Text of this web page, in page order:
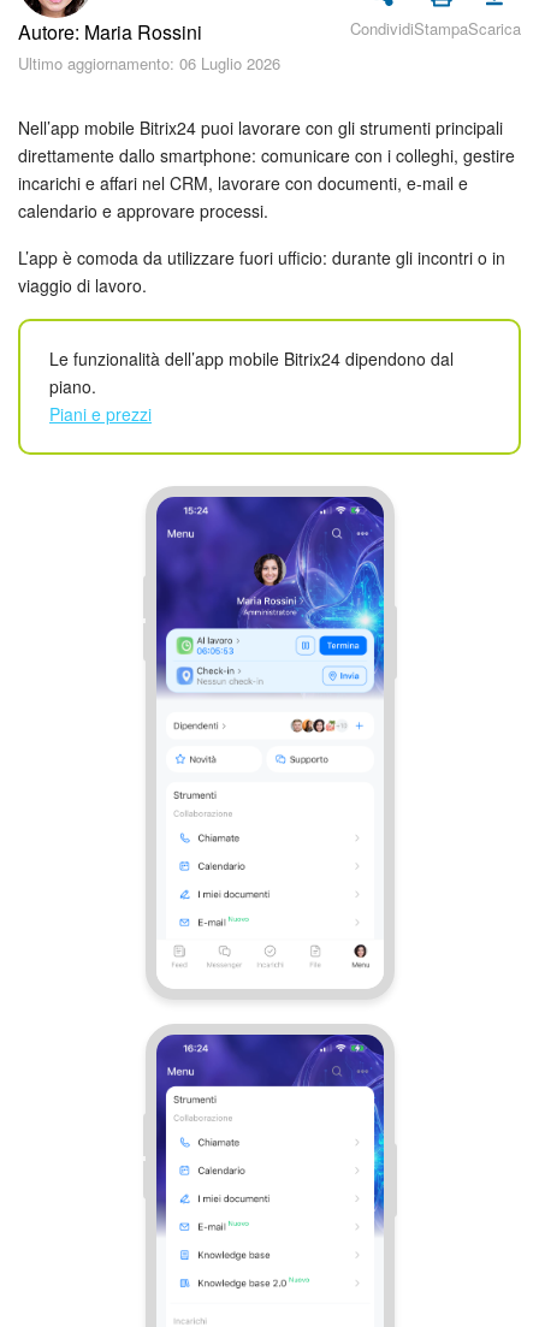
Piani e pagamento
Sicurezza in Bitrix24
Come iniziare?
CoPilot: IA in Bitrix24
Collab
Calendario
Bitrix24 Drive
Incarichi e progetti
Prenotazione online
Contact Center
Sales Center
Generatore BI
Bitrix24 Market
Online store
Autore: Maria Rossini
Ultimo aggiornamento: 06 Luglio 2026
CondividiStampaScarica
Nell’app mobile Bitrix24 puoi lavorare con gli strumenti principali
direttamente dallo smartphone: comunicare con i colleghi, gestire
incarichi e affari nel CRM, lavorare con documenti, e-mail e
calendario e approvare processi.
L’app è comoda da utilizzare fuori ufficio: durante gli incontri o in
viaggio di lavoro.
Le funzionalità dell’app mobile Bitrix24 dipendono dal
piano.
Piani e prezzi